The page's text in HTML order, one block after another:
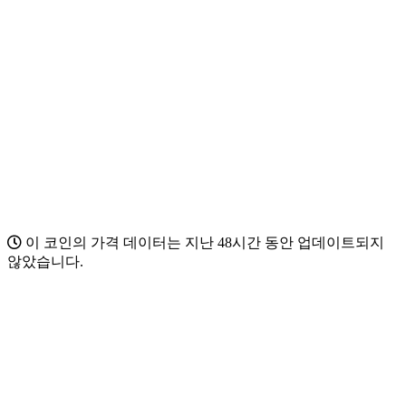
이 코인의 가격 데이터는 지난 48시간 동안 업데이트되지
않았습니다.